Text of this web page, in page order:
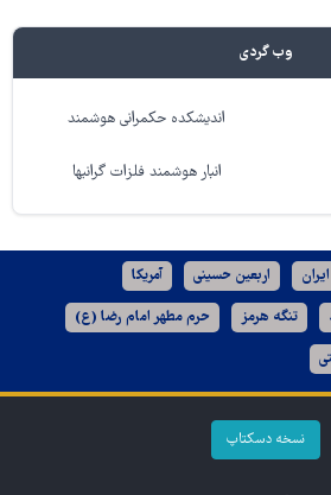
وب گردی
اندیشکده حکمرانی هوشمند
انبار هوشمند فلزات گرانبها
ایران اربعین حسینی آمریکا
تنگه هرمز حرم مطهر امام رضا (ع)
نسخه دسکتاپ